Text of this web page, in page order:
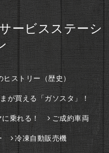
ービスステーシ
ヒストリー（歴史）
が買える「ガソスタ」！
乗れる！ ご成約車両
冷凍自動販売機